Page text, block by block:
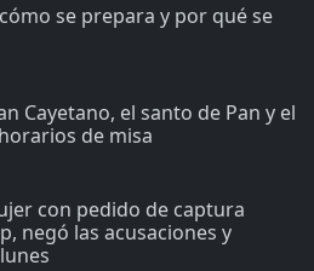
se prepara y por qué se
Cayetano, el santo de Pan y el
de misa
con pedido de captura
negó las acusaciones y